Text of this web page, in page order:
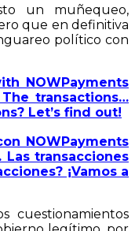
un muñequeo,
que en definitiva
político con
NOWPayments
transactions…
Let’s find out!
NOWPayments
transacciones
¡Vamos a
cuestionamientos